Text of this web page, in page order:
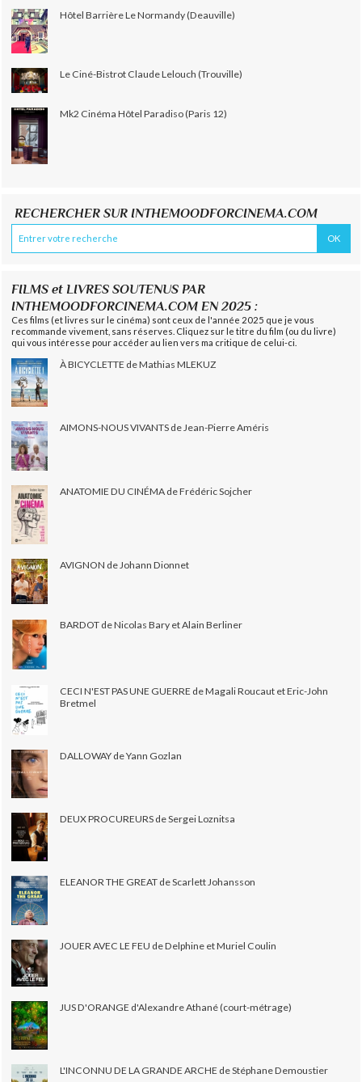
Hôtel Barrière Le Normandy (Deauville)
Le Ciné-Bistrot Claude Lelouch (Trouville)
Mk2 Cinéma Hôtel Paradiso (Paris 12)
RECHERCHER SUR INTHEMOODFORCINEMA.COM
FILMS et LIVRES SOUTENUS PAR
INTHEMOODFORCINEMA.COM EN 2025 :
Ces films (et livres sur le cinéma) sont ceux de l'année 2025 que je vous
recommande vivement, sans réserves. Cliquez sur le titre du film (ou du livre)
qui vous intéresse pour accéder au lien vers ma critique de celui-ci.
À BICYCLETTE de Mathias MLEKUZ
AIMONS-NOUS VIVANTS de Jean-Pierre Améris
ANATOMIE DU CINÉMA de Frédéric Sojcher
AVIGNON de Johann Dionnet
BARDOT de Nicolas Bary et Alain Berliner
CECI N'EST PAS UNE GUERRE de Magali Roucaut et Eric-John
Bretmel
DALLOWAY de Yann Gozlan
DEUX PROCUREURS de Sergei Loznitsa
ELEANOR THE GREAT de Scarlett Johansson
JOUER AVEC LE FEU de Delphine et Muriel Coulin
JUS D'ORANGE d'Alexandre Athané (court-métrage)
L'INCONNU DE LA GRANDE ARCHE de Stéphane Demoustier